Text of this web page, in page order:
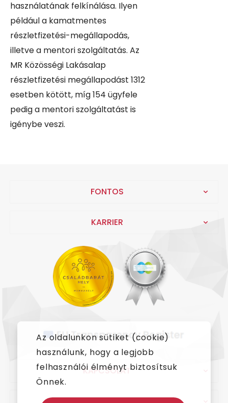
használatának felkínálása. Ilyen
például a kamatmentes
részletfizetési-megállapodás,
illetve a mentori szolgáltatás. Az
MR Közösségi Lakásalap
részletfizetési megállapodást 1312
esetben kötött, míg 154 ügyfele
pedig a mentori szolgáltatást is
igénybe veszi.
FONTOS
KARRIER
KAPCSOLAT
Az oldalunkon sütiket (cookie)
használunk, hogy a legjobb
felhasználói élményt biztosítsuk
Önnek.